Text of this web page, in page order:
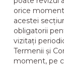
orice
acestei
obligatorii
vizitați
Termenii și
moment, pe